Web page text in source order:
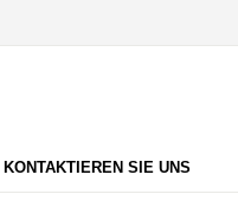
KONTAKTIEREN SIE UNS